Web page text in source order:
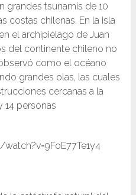
grandes tsunamis de 10
costas chilenas. En la isla
el archipiélago de Juan
del continente chileno no
como el océano
grandes olas, las cuales
cercanas a la
14 personas